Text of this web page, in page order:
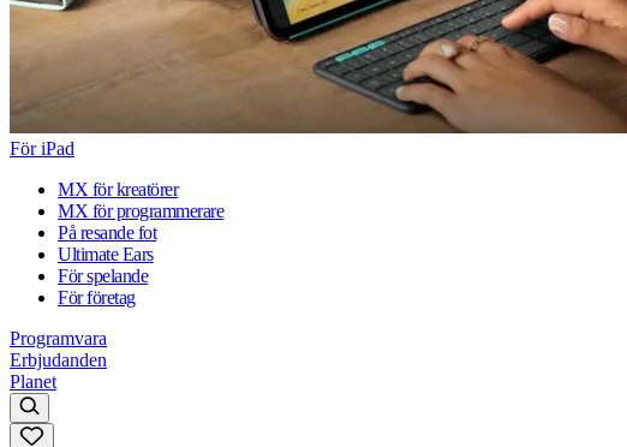
För iPad
MX för kreatörer
MX för programmerare
På resande fot
Ultimate Ears
För spelande
För företag
Programvara
Erbjudanden
Planet